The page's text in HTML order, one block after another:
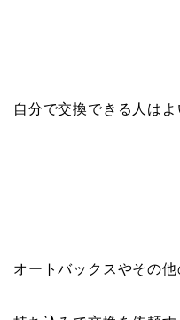
自分で交換できる人は
オートバックスやその